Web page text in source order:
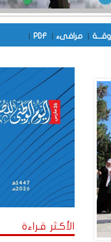
| مرافىء |
PDF
|
الأكـثر قـراءة